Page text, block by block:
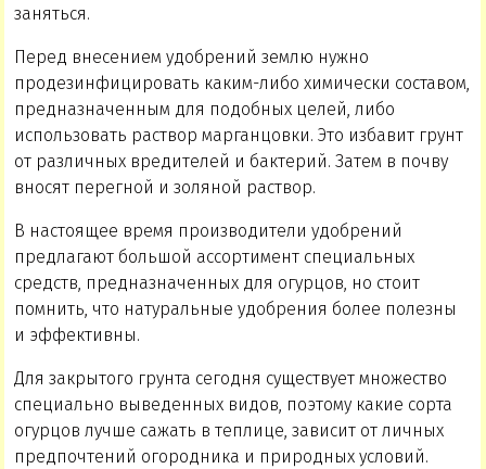
заняться.
Перед внесением удобрений землю нужно
продезинфицировать каким-либо химически составом,
предназначенным для подобных целей, либо
использовать раствор марганцовки. Это избавит грунт
от различных вредителей и бактерий. Затем в почву
вносят перегной и золяной раствор.
В настоящее время производители удобрений
предлагают большой ассортимент специальных
средств, предназначенных для огурцов, но стоит
помнить, что натуральные удобрения более полезны
и эффективны.
Для закрытого грунта сегодня существует множество
специально выведенных видов, поэтому какие сорта
огурцов лучше сажать в теплице, зависит от личных
предпочтений огородника и природных условий.